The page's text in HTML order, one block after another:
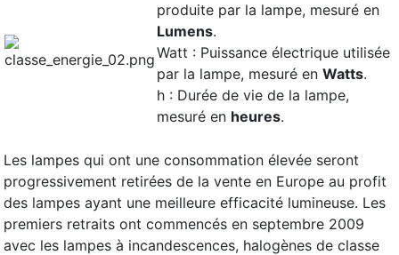
produite par la lampe, mesuré en
Lumens.
Watt : Puissance électrique utilisée
par la lampe, mesuré en Watts.
h : Durée de vie de la lampe,
mesuré en heures.
Les lampes qui ont une consommation élevée seront
progressivement retirées de la vente en Europe au profit
des lampes ayant une meilleure efficacité lumineuse. Les
premiers retraits ont commencés en septembre 2009
avec les lampes à incandescences, halogènes de classe